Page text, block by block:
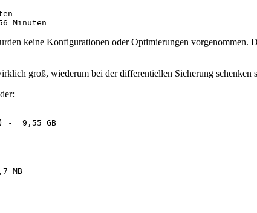
Minuten
keine Konfigurationen oder Optimierungen
groß, wiederum bei der differentiellen Sicherung
-  9,55 GB
MB